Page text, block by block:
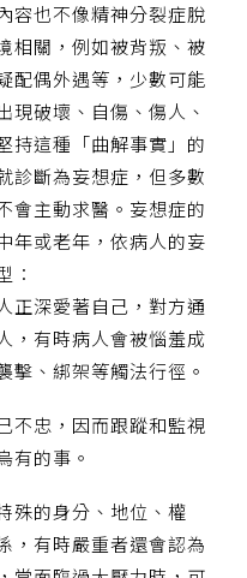
容也不像精神分裂症脫
相關，例如被背叛、被
配偶外遇等，少數可能
現破壞、自傷、傷人、
持這種「曲解事實」的
診斷為妄想症，但多數
會主動求醫。妄想症的
年或老年，依病人的妄
：
正深愛著自己，對方通
，有時病人會被惱羞成
擊、綁架等觸法行徑。
不忠，因而跟蹤和監視
有的事。
殊的身分、地位、權
，有時嚴重者還會認為